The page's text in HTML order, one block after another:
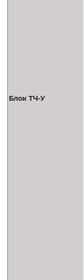
Блок ТЧ-У